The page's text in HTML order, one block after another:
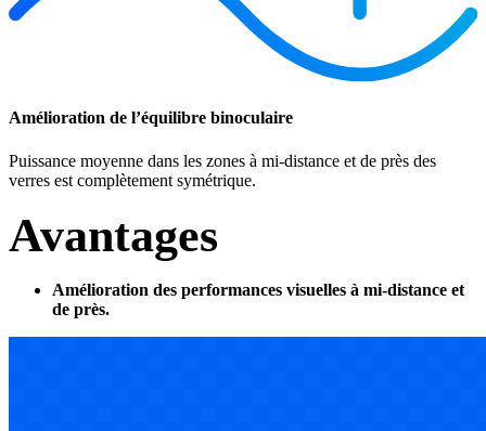
Amélioration de l’équilibre binoculaire
Puissance moyenne dans les zones à mi-distance et de près des
verres est complètement symétrique.
Avantages
Amélioration des performances visuelles à mi-distance et
de près.